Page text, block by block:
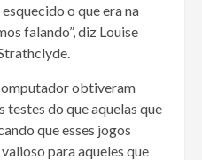
o que era na
falando”, diz Louise
obtiveram
testes do que aquelas que
que esses jogos
para aqueles que